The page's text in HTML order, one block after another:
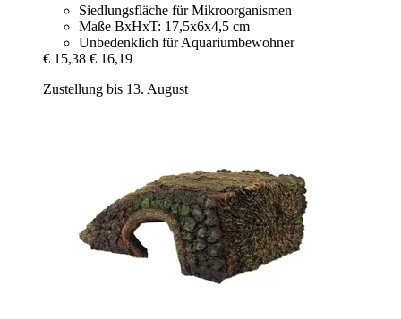
Siedlungsfläche für Mikroorganismen
Maße BxHxT: 17,5x6x4,5 cm
Unbedenklich für Aquariumbewohner
€ 15,38 € 16,19
Zustellung bis 13. August